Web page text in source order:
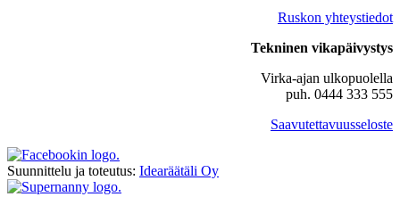
Ruskon yhteystiedot
Tekninen vikapäivystys
Virka-ajan ulkopuolella
puh. 0444 333 555
Saavutettavuusseloste
Suunnittelu ja toteutus: Idearäätäli Oy